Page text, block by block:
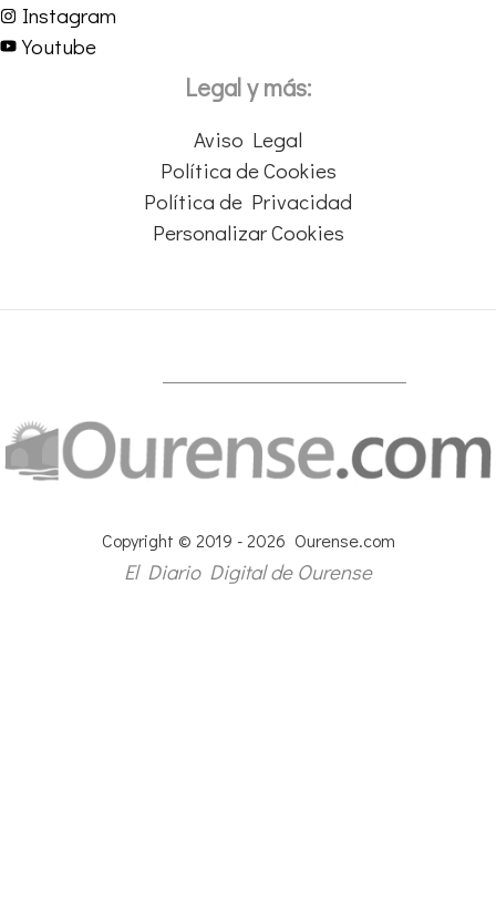
Instagram
Youtube
Legal y más:
Aviso Legal
Política de Cookies
Política de Privacidad
Personalizar Cookies
Copyright © 2019 - 2026 Ourense.com
El Diario Digital de Ourense